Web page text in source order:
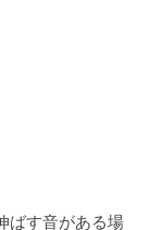
ばす音がある場